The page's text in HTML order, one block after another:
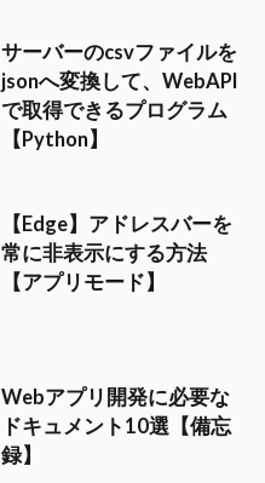
サーバーのcsvファイルを
jsonへ変換して、WebAPI
で取得できるプログラム
【Python】
【Edge】アドレスバーを
常に非表示にする方法
【アプリモード】
Webアプリ開発に必要な
ドキュメント10選【備忘
録】